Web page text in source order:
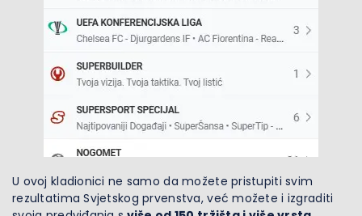
U ovoj kladionici ne samo da možete pristupiti svim
rezultatima Svjetskog prvenstva, već možete i izgraditi